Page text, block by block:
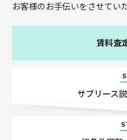
お客様のお手伝いをさせてい
賃料査
サブリース